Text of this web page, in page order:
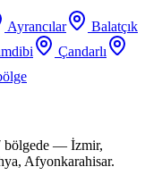
Ayrancılar
Balatçık
Çandarlı
bölgede — İzmir,
Afyonkarahisar.